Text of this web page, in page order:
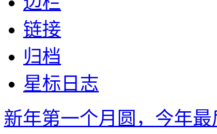
链接
归档
星标日志
新年第一个月圆，今年最